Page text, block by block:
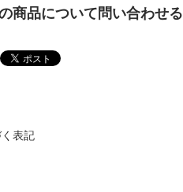
商品について問い合わせる
表記